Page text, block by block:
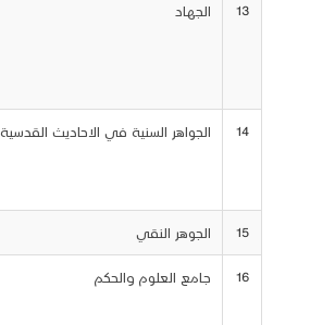
13 الجهـاد
14 الجواهر السنية في الاحاديث القدسية
15 الجوهر النقي
16 جـامع العلوم والحكم